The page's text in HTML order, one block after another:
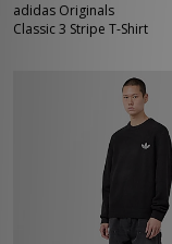
adidas Originals
Classic 3 Stripe T-Shirt